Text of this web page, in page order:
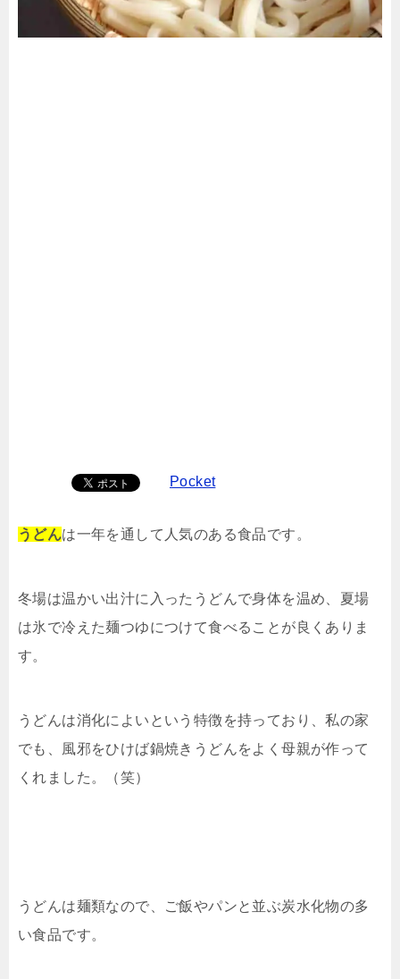
Pocket
うどんは一年を通して人気のある食品です。
冬場は温かい出汁に入ったうどんで身体を温め、夏場
は氷で冷えた麺つゆにつけて食べることが良くありま
す。
うどんは消化によいという特徴を持っており、私の家
でも、風邪をひけば鍋焼きうどんをよく母親が作って
くれました。（笑）
うどんは麺類なので、ご飯やパンと並ぶ炭水化物の多
い食品です。